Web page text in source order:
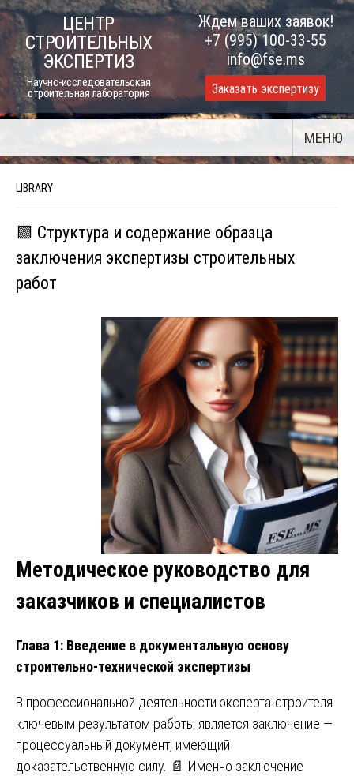
Skip
to
content
ЦЕНТР
СТРОИТЕЛЬНЫХ
ЭКСПЕРТИЗ
Научно-исследовательская
строительная лаборатория
Ждем ваших заявок!
+7 (995) 100-33-55
info@fse.ms
Заказать экспертизу
МЕНЮ
LIBRARY
🟩 Структура и содержание образца
заключения экспертизы строительных
работ
Методическое руководство для
заказчиков и специалистов
Глава 1: Введение в документальную основу
строительно-технической экспертизы
В профессиональной деятельности эксперта-строителя
ключевым результатом работы является заключение —
процессуальный документ, имеющий
доказательственную силу. 📄 Именно заключение